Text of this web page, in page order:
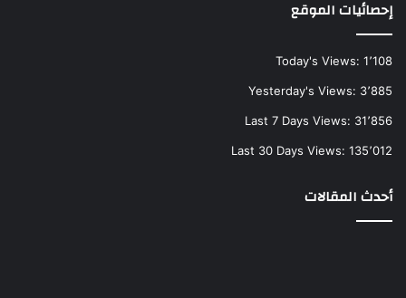
إحصائيات الموقع
Today's Views: 1٬108
Yesterday's Views: 3٬885
Last 7 Days Views: 31٬856
Last 30 Days Views: 135٬012
أحدث المقالات